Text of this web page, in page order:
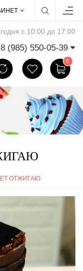
с 10:00 до 17:00
8 (985) 550-05-39
0
ОТЖИГАЮ